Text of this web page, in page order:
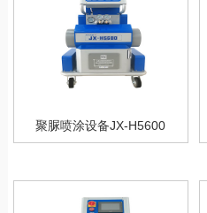
聚脲喷涂设备JX-H5600